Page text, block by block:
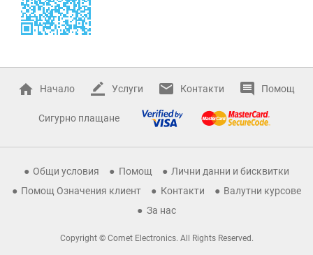
Начало Услуги Контакти Помощ
Сигурно плащане
Общи условия Помощ
Лични данни и бисквитки
Помощ Означения клиент
Контакти
Валутни курсове
За нас
Copyright © Comet Electronics. All Rights Reserved.